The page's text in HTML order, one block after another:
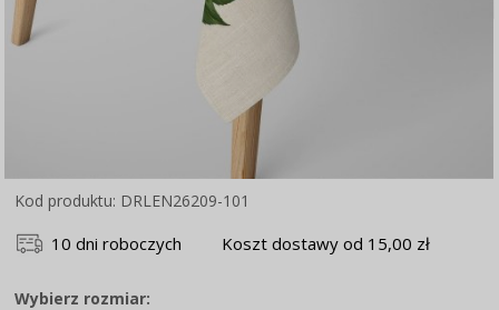
Kod produktu: DRLEN26209-101
10 dni roboczych Koszt dostawy od 15,00 zł
Wybierz rozmiar: